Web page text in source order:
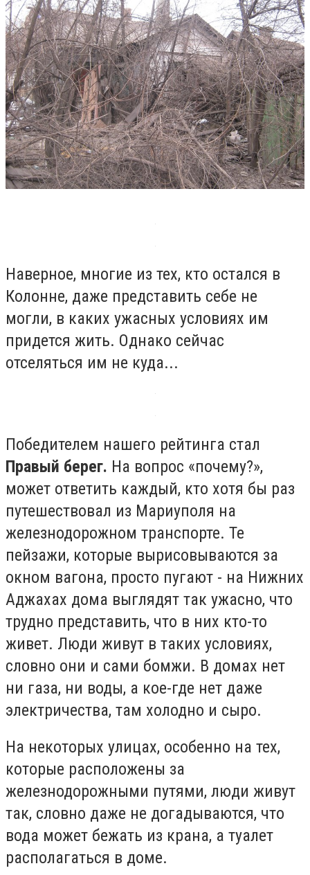
Наверное, многие из тех, кто остался в
Колонне, даже представить себе не
могли, в каких ужасных условиях им
придется жить. Однако сейчас
отселяться им не куда...
Победителем нашего рейтинга стал
Правый берег. На вопрос «почему?»,
может ответить каждый, кто хотя бы раз
путешествовал из Мариуполя на
железнодорожном транспорте. Те
пейзажи, которые вырисовываются за
окном вагона, просто пугают - на Нижних
Аджахах дома выглядят так ужасно, что
трудно представить, что в них кто-то
живет. Люди живут в таких условиях,
словно они и сами бомжи. В домах нет
ни газа, ни воды, а кое-где нет даже
электричества, там холодно и сыро.
На некоторых улицах, особенно на тех,
которые расположены за
железнодорожными путями, люди живут
так, словно даже не догадываются, что
вода может бежать из крана, а туалет
располагаться в доме.